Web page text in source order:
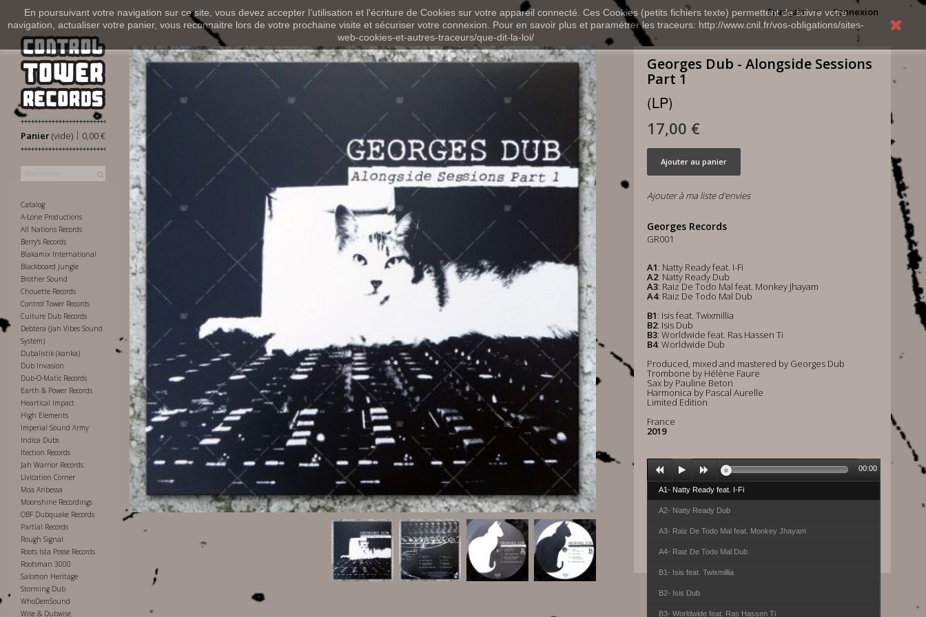
En poursuivant votre navigation sur ce site, vous devez accepter l’utilisation et l'écriture de Cookies sur votre appareil connecté. Ces Cookies (petits fichiers texte) permettent de suivre votre
navigation, actualiser votre panier, vous reconnaitre lors de votre prochaine visite et sécuriser votre connexion. Pour en savoir plus et paramétrer les traceurs: http://www.cnil.fr/vos-obligations/sites-
web-cookies-et-autres-traceurs/que-dit-la-loi/
Connexion
Français
Panier 0,00 €
|
(vide)
Catalog
A-Lone Productions
All Nations Records
Berry's Records
Blakamix International
Blackboard Jungle
Brother Sound
Chouette Records
Control Tower Records
Culture Dub Records
Debtera (Jah Vibes Sound
System)
Dubalistik (kanka)
Dub Invasion
Dub-O-Matic Records
Earth & Power Records
Heartical Impact
High Elements
Imperial Sound Army
Indica Dubs
Itection Records
Jah Warrior Records
Livication Corner
Moa Anbessa
Moonshine Recordings
OBF Dubquake Records
Partial Records
Rough Signal
Roots Ista Posse Records
Rootsman 3000
Salomon Heritage
Storming Dub
WhoDemSound
Wise & Dubwise
Georges Dub - Alongside Sessions
Part 1
(LP)
17,00 €
Ajouter au panier
Ajouter à ma liste d'envies
Georges Records
GR001
A1: Natty Ready feat. I-Fi
A2: Natty Ready Dub
A3: Raiz De Todo Mal feat. Monkey Jhayam
A4: Raiz De Todo Mal Dub
B1: Isis feat. Twixmillia
B2: Isis Dub
B3: Worldwide feat. Ras Hassen Ti
B4: Worldwide Dub
Produced, mixed and mastered by Georges Dub
Trombone by Hélène Faure
Sax by Pauline Beton
Harmonica by Pascal Aurelle
Limited Edition
France
2019
A1- Natty Ready feat. I-Fi
A2- Natty Ready Dub
A3- Raiz De Todo Mal feat. Monkey Jhayam
A4- Raiz De Todo Mal Dub
B1- Isis feat. Twixmillia
B2- Isis Dub
B3- Worldwide feat. Ras Hassen Ti
00:00